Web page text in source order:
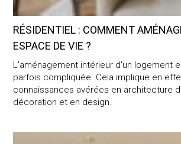
RÉSIDENTIEL : COMMENT
ESPACE DE VIE ?
L'aménagement intérieur d'un logement
parfois compliquée. Cela implique en
connaissances avérées en architecture
décoration et en design.
Retail : tout savoir sur l’aménagement